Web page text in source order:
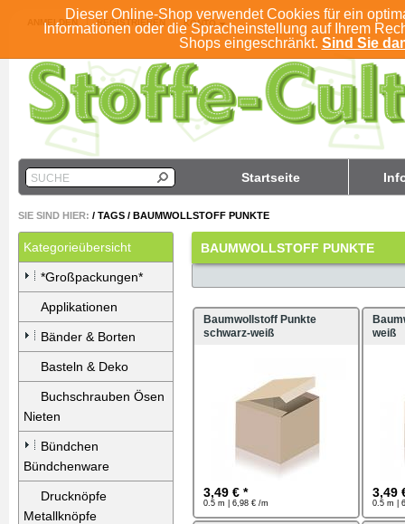
Dieser Online-Shop verwendet Cookies für ein
Informationen oder die Spracheinstellung auf Ihrem
Shops eingeschränkt. Sind Sie
ANMELDEN REGISTRIEREN KONTO
Startseite
SUCHE
SIE SIND HIER: / TAGS / BAUMWOLLSTOFF PUNKTE
Kategorieübersicht
*Großpackungen*
Applikationen
Bänder & Borten
Basteln & Deko
Buchschrauben Ösen
Nieten
Bündchen
Bündchenware
Drucknöpfe
Metallknöpfe
BAUMWOLLSTOFF PUNKTE
Baumwollstoff Punkte
schwarz-weiß
3,49 € *
0.5 m | 6,98 € /m
weiß
3,49
0.5 m |